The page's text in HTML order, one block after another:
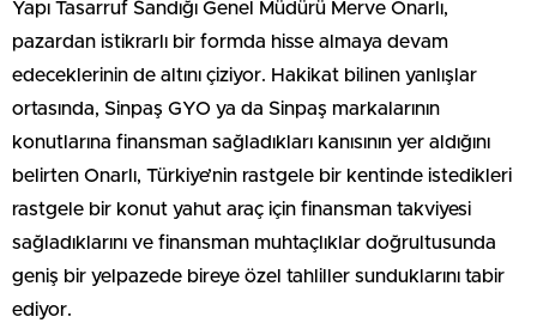
Yapı Tasarruf Sandığı Genel Müdürü Merve Onarlı,
pazardan istikrarlı bir formda hisse almaya devam
edeceklerinin de altını çiziyor. Hakikat bilinen yanlışlar
ortasında, Sinpaş GYO ya da Sinpaş markalarının
konutlarına finansman sağladıkları kanısının yer aldığını
belirten Onarlı, Türkiye’nin rastgele bir kentinde istedikleri
rastgele bir konut yahut araç için finansman takviyesi
sağladıklarını ve finansman muhtaçlıklar doğrultusunda
geniş bir yelpazede bireye özel tahliller sunduklarını tabir
ediyor.